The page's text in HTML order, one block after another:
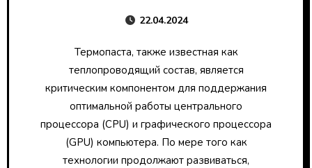
22.04.2024
Термопаста, также известная как
теплопроводящий состав, является
критическим компонентом для поддержания
оптимальной работы центрального
процессора (CPU) и графического процессора
(GPU) компьютера. По мере того как
технологии продолжают развиваться,